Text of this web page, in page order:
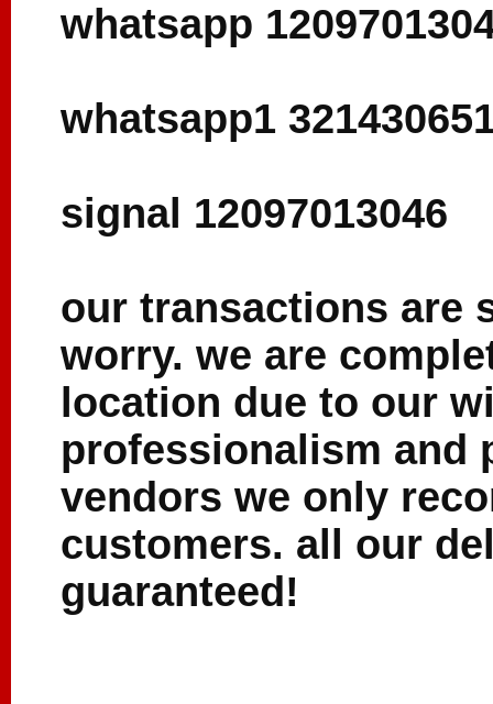
whatsapp
whatsapp1
signal 12097013046
our transactions are
worry. we are
location due to our
professionalism and
vendors we only
customers. all our
guaranteed!